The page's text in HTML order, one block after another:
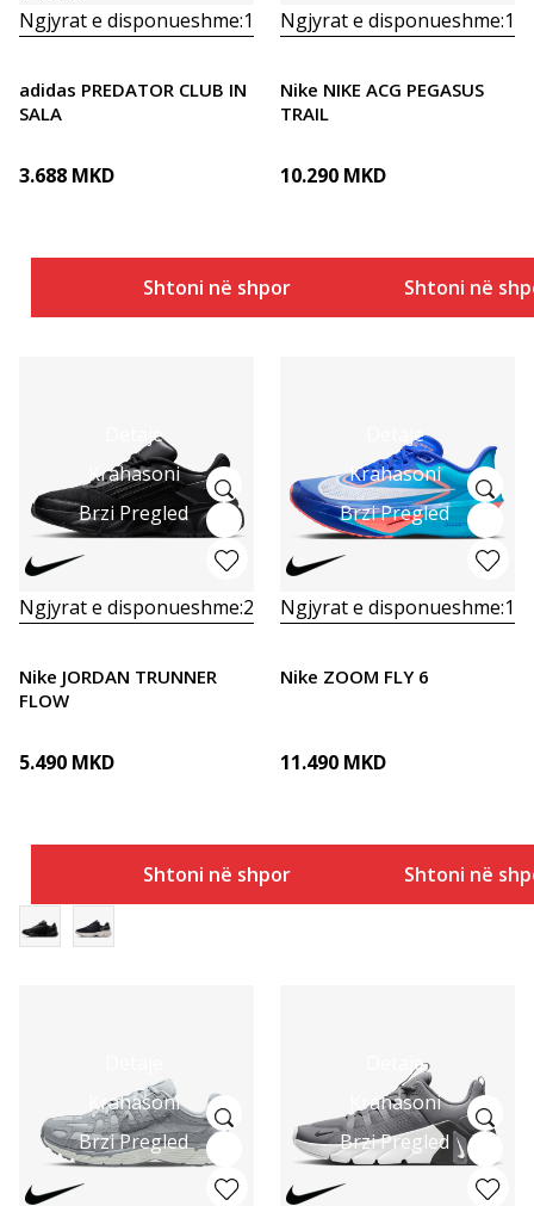
Ngjyrat e disponueshme:1
adidas PREDATOR CLUB IN
SALA
3.688 MKD
Shtoni në shportë
Ngjyrat e disponueshme:1
Nike NIKE ACG PEGASUS
TRAIL
10.290 MKD
Shtoni në
Detaje
Krahasoni
Brzi Pregled
Ngjyrat e disponueshme:2
Nike JORDAN TRUNNER
FLOW
5.490 MKD
Shtoni në shportë
Detaje
Krahasoni
Brzi Pregled
Ngjyrat e disponueshme:1
Nike ZOOM FLY 6
11.490 MKD
Shtoni në
Krahasoni
Brzi Pregled
Detaje
Krahasoni
Brzi Pregled